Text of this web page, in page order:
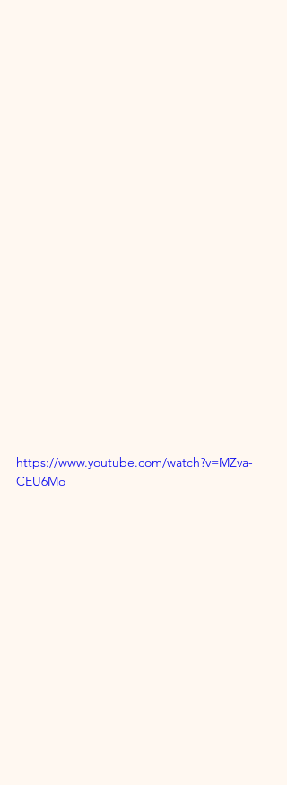
https://www.youtube.com/watch?v=MZva-
CEU6Mo